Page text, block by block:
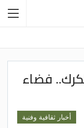
فضاء
أخبار ثقافية وفنية